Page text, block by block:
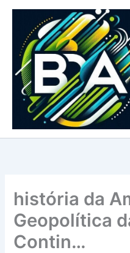
conteúdo
história da
Geopolítica
Contin…